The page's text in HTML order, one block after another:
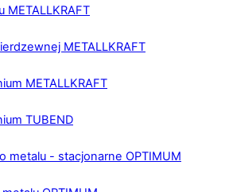
METALLKRAFT
METALLKRAFT
METALLKRAFT
TUBEND
metalu - stacjonarne OPTIMUM